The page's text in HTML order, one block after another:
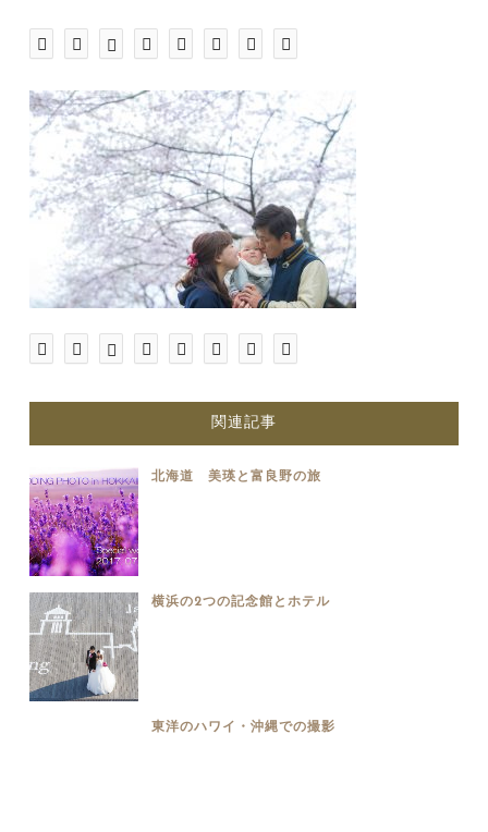
関連記事
北海道 美瑛と富良野の旅
横浜の2つの記念館とホテル
東洋のハワイ・沖縄での撮影